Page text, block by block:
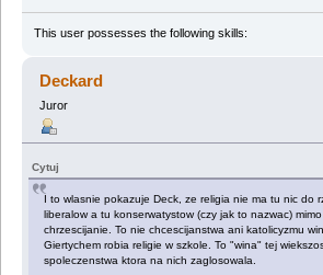
This user possesses the following skills:
Deckard
Juror
Cytuj
I to wlasnie pokazuje Deck, ze religia nie ma tu nic do
liberalow a tu konserwatystow (czy jak to nazwac)
chrzescijanie. To nie chcescijanstwa ani katolicyzmu
Giertychem robia religie w szkole. To "wina" tej
spoleczenstwa ktora na nich zaglosowala.